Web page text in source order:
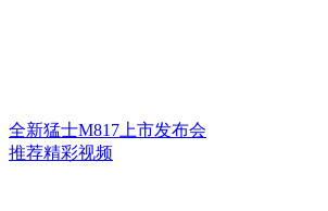
全新猛士M817上市发布会
推荐精彩视频